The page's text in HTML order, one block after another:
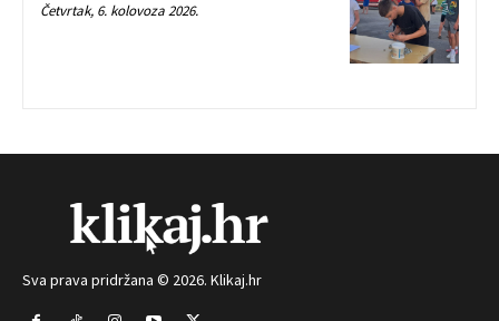
Četvrtak, 6. kolovoza 2026.
Sva prava pridržana © 2026. Klikaj.hr